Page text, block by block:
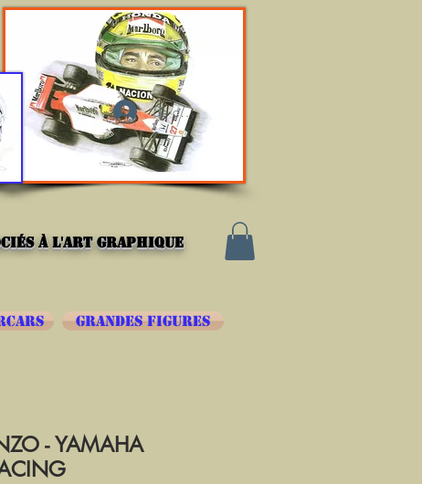
Se connecter
à l'art graphique
- YAMAHA
GRANDES FIGURES